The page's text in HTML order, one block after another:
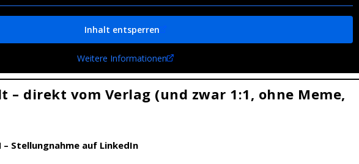
Inhalt entsperren
Weitere Informationen
– direkt vom Verlag (und zwar 1:1, ohne Meme,
– Stellungnahme auf LinkedIn